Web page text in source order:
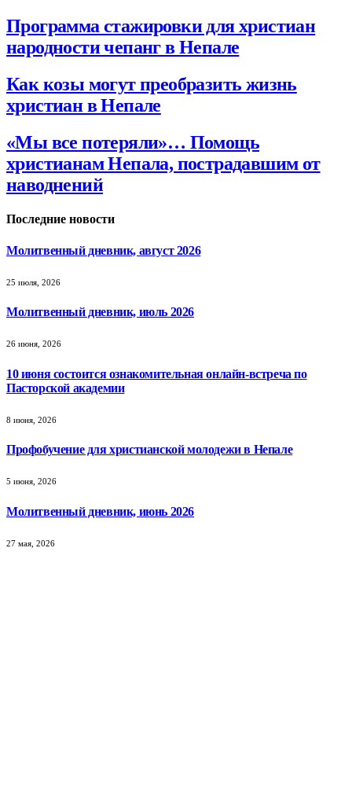
Программа стажировки для христиан
народности чепанг в Непале
Как козы могут преобразить жизнь
христиан в Непале
«Мы все потеряли»… Помощь
христианам Непала, пострадавшим от
наводнений
Последние новости
Молитвенный дневник, август 2026
25 июля, 2026
Молитвенный дневник, июль 2026
26 июня, 2026
10 июня состоится ознакомительная онлайн-встреча по
Пасторской академии
8 июня, 2026
Профобучение для христианской молодежи в Непале
5 июня, 2026
Молитвенный дневник, июнь 2026
27 мая, 2026